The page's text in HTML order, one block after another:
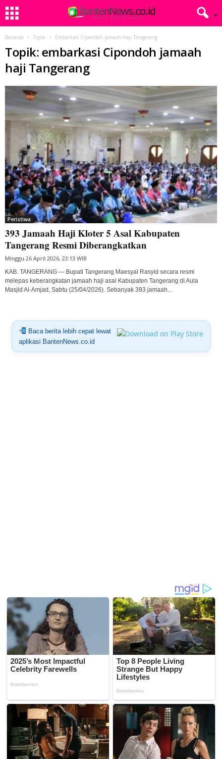
Beranda Topik Embarkasi Cipondoh jamaah haji Tangerang
Topik: embarkasi Cipondoh jamaah
haji Tangerang
Peristiwa
393 Jamaah Haji Kloter 5 Asal Kabupaten
Tangerang Resmi Diberangkatkan
Minggu 26 April 2026, 23:13 WIB
KAB. TANGERANG — Bupati Tangerang Maesyal Rasyid secara resmi
melepas keberangkatan jamaah haji asal Kabupaten Tangerang di Aula
Masjid Al-Amjad, Sabtu (25/04/2026). Sebanyak 393 jamaah...
Baca berita lebih cepat lewat
aplikasi BantenNews.co.id